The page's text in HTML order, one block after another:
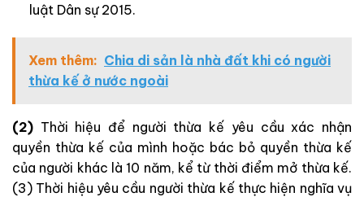
luật Dân sự 2015.
Xem thêm: Chia di sản là nhà đất khi có người
thừa kế ở nước ngoài
(2) Thời hiệu để người thừa kế yêu cầu xác nhận
quyền thừa kế của mình hoặc bác bỏ quyền thừa kế
của người khác là 10 năm, kể từ thời điểm mở thừa kế.
(3) Thời hiệu yêu cầu người thừa kế thực hiện nghĩa vụ